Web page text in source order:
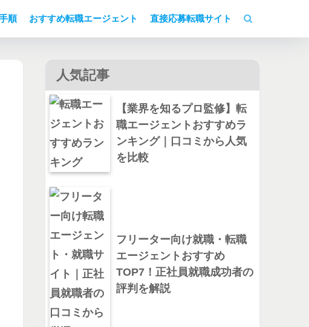
順 おすすめ転職エージェント 直接応募転職サイト
人気記事
【業界を知るプロ監修】転
職エージェントおすすめラ
ンキング｜口コミから人気
を比較
フリーター向け就職・転職
エージェントおすすめ
TOP7！正社員就職成功者の
評判を解説